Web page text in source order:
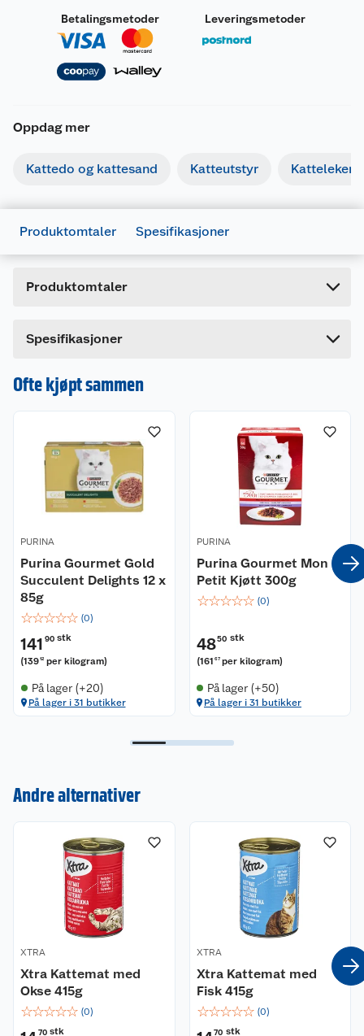
Betalingsmetoder Leveringsmetoder
Oppdag mer
Kattedo og kattesand Katteutstyr Katteleker
Produktomtaler Spesifikasjoner
Produktomtaler
Dette produktet har ikke fått noen omtale ennå.
en omtale.
Spesifikasjoner
Generelt
Artikkelnummer
7613036143004
Ofte kjøpt sammen
PURINA
Purina Gourmet Gold
Succulent Delights 12 x
85g
☆☆☆☆☆ (0)
141 90 stk
(13912 per kilogram)
På lager (+20)
På lager i 31 butikker
PURINA
Purina Gourmet Mon
Petit Kjøtt 300g
☆☆☆☆☆ (0)
4850 stk
(161 67 per kilogram)
På lager (+50)
På lager i 31 butikker
Andre alternativer
XTRA
Xtra Kattemat med
Okse 415g
☆☆☆☆☆ (0)
70 stk
XTRA
Xtra Kattemat med
Fisk 415g
☆☆☆☆☆ (0)
70 stk
Om oss
Våre butikker
Våre merkevarer
Coop kjeder
Ledige stillinger
Bærekraft
Kontakt oss
Reklamasjon og garanti
Ofte stilte spørsmål
Betalingsalternativer
Leveringsalternativer
Pakkesporing
Åpent kjøp
Coop medlem